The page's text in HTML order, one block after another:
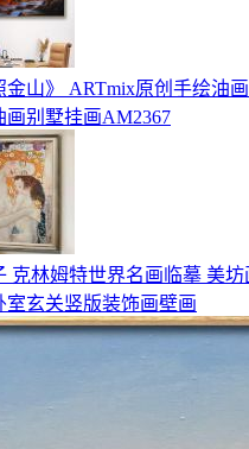
金山》 ARTmix原创手绘油
画别墅挂画AM2367
克林姆特世界名画临摹 美
室玄关竖版装饰画壁画